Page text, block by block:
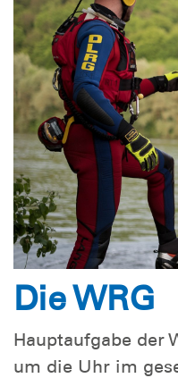
Die WRG
Hauptaufgabe der
um die Uhr im